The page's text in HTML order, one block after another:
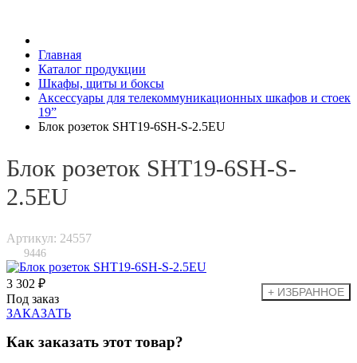
Главная
Каталог продукции
Шкафы, щиты и боксы
Аксессуары для телекоммуникационных шкафов и стоек
19”
Блок розеток SHT19-6SH-S-2.5EU
Блок розеток SHT19-6SH-S-
2.5EU
Артикул: 24557
9446
3 302 ₽
Под заказ
ЗАКАЗАТЬ
Как заказать этот товар?